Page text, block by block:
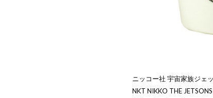
ニッコー社 宇宙家族ジェ
NKT NIKKO THE